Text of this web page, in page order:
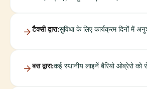
टैक्सी द्वारा:सुविधा के लिए कार्यक्रम दिनों में
बस द्वारा:कई स्थानीय लाइनें बैरियो ओब्रेरो को